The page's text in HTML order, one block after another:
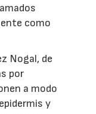
como
Nogal, de
por
a modo
y